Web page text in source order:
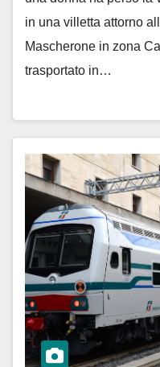
in una villetta attorno
Mascherone in zona
trasportato in…